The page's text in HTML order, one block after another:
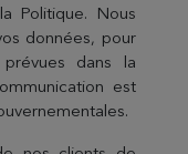
Politique. Nous
données, pour
dans la
est